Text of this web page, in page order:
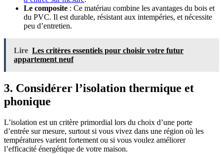
Le composite : Ce matériau combine les avantages du bois et
du PVC. Il est durable, résistant aux intempéries, et nécessite
peu d’entretien.
Lire Les critères essentiels pour choisir votre futur
appartement neuf
3. Considérer l’isolation thermique et
phonique
L’isolation est un critère primordial lors du choix d’une porte
d’entrée sur mesure, surtout si vous vivez dans une région où les
températures varient fortement ou si vous voulez améliorer
l’efficacité énergétique de votre maison.